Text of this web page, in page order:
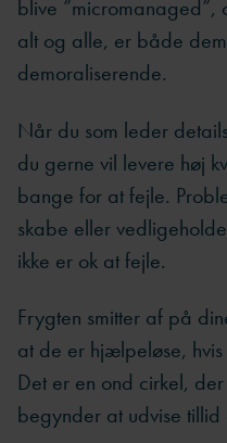
blive ”micromanaged”,
alt og alle, er både
demoraliserende.
Når du som leder
du gerne vil levere høj
bange for at fejle.
skabe eller
ikke er ok at fejle.
Frygten smitter af på
at de er hjælpeløse,
Det er en ond cirkel,
begynder at udvise